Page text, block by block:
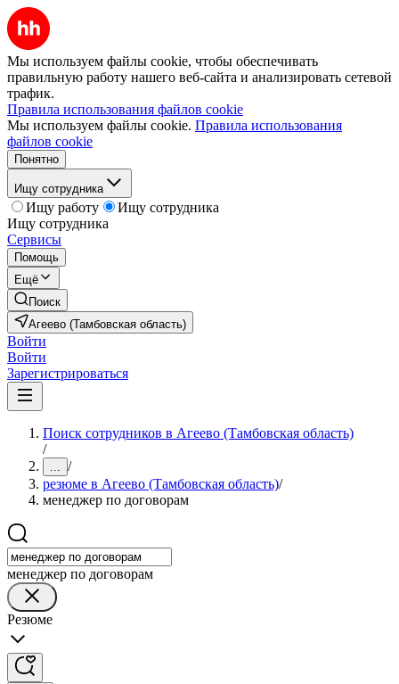
Мы используем файлы cookie, чтобы обеспечивать
правильную работу нашего веб-сайта и анализировать сетевой
трафик.
Правила использования файлов cookie
Мы используем файлы cookie. Правила использования
файлов cookie
Понятно
Ищу сотрудника
Ищу работу
Ищу сотрудника
Ищу сотрудника
Сервисы
Помощь
Ещё
Поиск
Агеево (Тамбовская область)
Войти
Войти
Зарегистрироваться
Поиск сотрудников в Агеево (Тамбовская область)
/
... /
резюме в Агеево (Тамбовская область)/
менеджер по договорам
менеджер по договорам
Резюме